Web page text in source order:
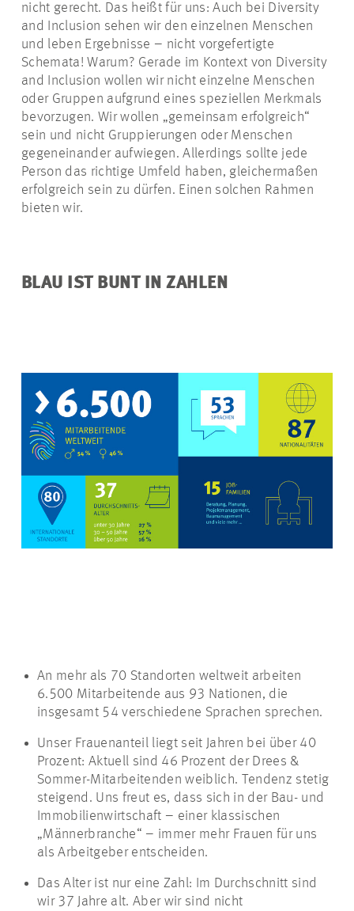
nicht gerecht. Das heißt für uns: Auch bei Diversity
and Inclusion sehen wir den einzelnen Menschen
und leben Ergebnisse – nicht vorgefertigte
Schemata! Warum? Gerade im Kontext von Diversity
and Inclusion wollen wir nicht einzelne Menschen
oder Gruppen aufgrund eines speziellen Merkmals
bevorzugen. Wir wollen „gemeinsam erfolgreich“
sein und nicht Gruppierungen oder Menschen
gegeneinander aufwiegen. Allerdings sollte jede
Person das richtige Umfeld haben, gleichermaßen
erfolgreich sein zu dürfen. Einen solchen Rahmen
bieten wir.
BLAU IST BUNT IN ZAHLEN
An mehr als 70 Standorten weltweit arbeiten
6.500 Mitarbeitende aus 93 Nationen, die
insgesamt 54 verschiedene Sprachen sprechen.
Unser Frauenanteil liegt seit Jahren bei über 40
Prozent: Aktuell sind 46 Prozent der Drees &
Sommer-Mitarbeitenden weiblich. Tendenz stetig
steigend. Uns freut es, dass sich in der Bau- und
Immobilienwirtschaft – einer klassischen
„Männerbranche“ – immer mehr Frauen für uns
als Arbeitgeber entscheiden.
Das Alter ist nur eine Zahl: Im Durchschnitt sind
wir 37 Jahre alt. Aber wir sind nicht